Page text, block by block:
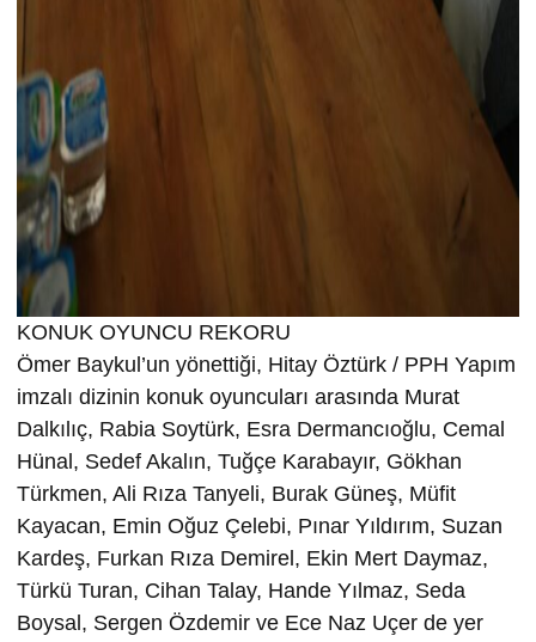
KONUK OYUNCU REKORU
Ömer Baykul’un yönettiği, Hitay Öztürk / PPH Yapım
imzalı dizinin konuk oyuncuları arasında Murat
Dalkılıç, Rabia Soytürk, Esra Dermancıoğlu, Cemal
Hünal, Sedef Akalın, Tuğçe Karabayır, Gökhan
Türkmen, Ali Rıza Tanyeli, Burak Güneş, Müfit
Kayacan, Emin Oğuz Çelebi, Pınar Yıldırım, Suzan
Kardeş, Furkan Rıza Demirel, Ekin Mert Daymaz,
Türkü Turan, Cihan Talay, Hande Yılmaz, Seda
Boysal, Sergen Özdemir ve Ece Naz Uçer de yer